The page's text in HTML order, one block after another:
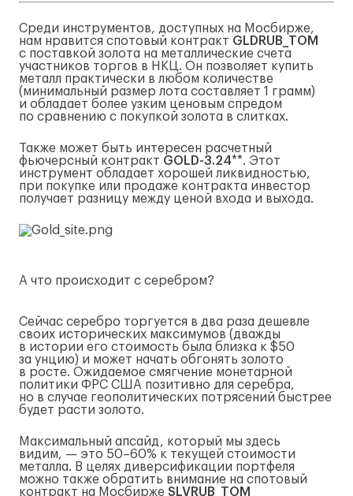
Среди инструментов, доступных на Мосбирже,
нам нравится спотовый контракт GLDRUB_TOM
с поставкой золота на металлические счета
участников торгов в НКЦ. Он позволяет купить
металл практически в любом количестве
(минимальный размер лота составляет 1 грамм)
и обладает более узким ценовым спредом
по сравнению с покупкой золота в слитках.
Также может быть интересен расчетный
фьючерсный контракт GOLD-3.24**. Этот
инструмент обладает хорошей ликвидностью,
при покупке или продаже контракта инвестор
получает разницу между ценой входа и выхода.
А что происходит с серебром?
Сейчас серебро торгуется в два раза дешевле
своих исторических максимумов (дважды
в истории его стоимость была близка к $50
за унцию) и может начать обгонять золото
в росте. Ожидаемое смягчение монетарной
политики ФРС США позитивно для серебра,
но в случае геополитических потрясений быстрее
будет расти золото.
Максимальный апсайд, который мы здесь
видим, — это 50–60% к текущей стоимости
металла. В целях диверсификации портфеля
можно также обратить внимание на спотовый
контракт на Мосбирже SLVRUB_TOM